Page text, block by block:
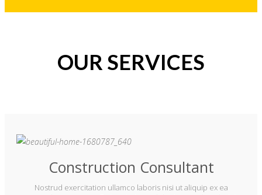
OUR SERVICES
Construction Consultant
Nostrud exercitation ullamco laboris nisi ut aliquip ex ea